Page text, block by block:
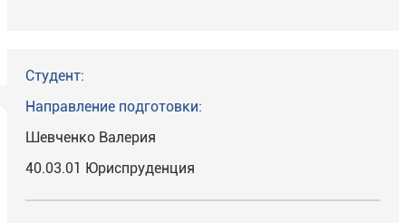
Студент:
Направление подготовки:
Шевченко Валерия
40.03.01 Юриспруденция